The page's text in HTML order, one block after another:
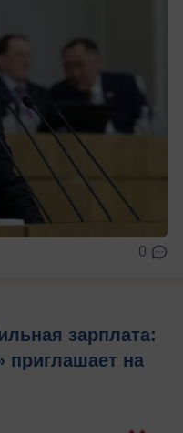
0
зарплата:
приглашает на